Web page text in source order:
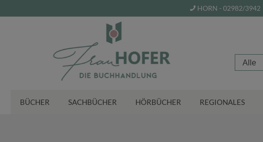
HORN - 02982/3942
Alle
BÜCHER SACHBÜCHER HÖRBÜCHER REGIONALES